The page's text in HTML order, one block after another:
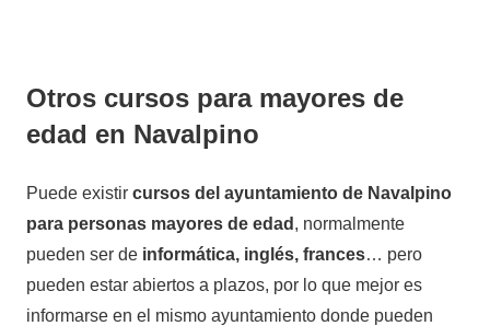
Otros cursos para mayores de
edad en Navalpino
Puede existir cursos del ayuntamiento de Navalpino
para personas mayores de edad , normalmente
pueden ser de informática, inglés, frances… pero
pueden estar abiertos a plazos, por lo que mejor es
informarse en el mismo ayuntamiento donde pueden